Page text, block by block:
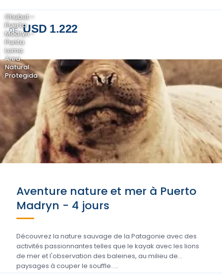
DE USD 1.222
Chubut -
Puerto
Madryn -
Punta
Loma
Area
Natural
Protegida
Aventure nature et mer à Puerto
Madryn - 4 jours
Découvrez la nature sauvage de la Patagonie avec des
activités passionnantes telles que le kayak avec les lions
de mer et l'observation des baleines, au milieu de
paysages à couper le souffle.....